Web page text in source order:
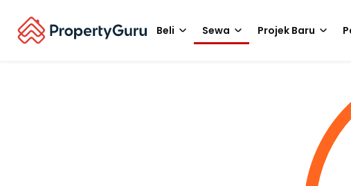
Beli Sewa Projek Baru